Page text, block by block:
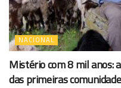
NACIONAL
Mistério com 8 mil anos:
das primeiras